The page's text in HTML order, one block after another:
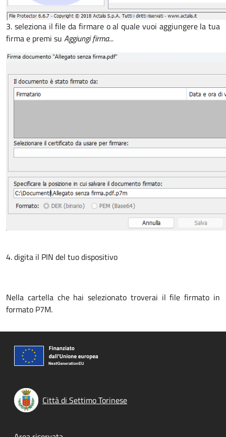
3. seleziona il file da firmare o al quale vuoi aggiungere la tua
firma e premi su Aggiungi firma...
4. digita il PIN del tuo dispositivo
Nella cartella che hai selezionato troverai il file firmato in
formato P7M.
Città di Settimo Torinese